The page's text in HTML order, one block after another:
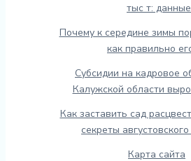
тыс т:
Почему к середине зимы
как правильно
Субсидии на кадровое
Калужской области
Как заставить сад
секреты
Карта сайта